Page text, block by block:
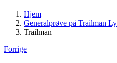
Hjem
Generalprøve på Trailman
Trailman
Forrige